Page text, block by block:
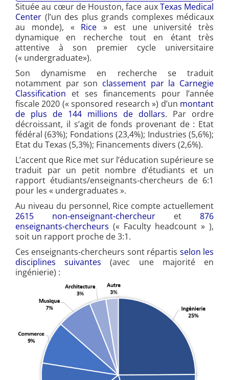
Située au cœur de Houston, face auxTexas Medical
Center (l’un des plus grands complexes médicaux
au monde), « Rice » est une université très
dynamique en recherche tout en étant très
attentive à son premier cycle universitaire
(« undergraduate»).
Son dynamisme en recherche se traduit
notamment par son classement par la Carnegie
Classification et ses financements pour l’année
fiscale 2020 (« sponsored research ») d’un montant
de plus de 144 millions de dollars. Par ordre
décroissant, il s’agit de fonds provenant de : Etat
fédéral (63%); Fondations (23,4%); Industries (5,6%);
Etat du Texas (5,3%); Financements divers (2,6%).
L’accent que Rice met sur l’éducation supérieure se
traduit par un petit nombre d’étudiants et un
rapport étudiants/enseignants-chercheurs de 6:1
pour les « undergraduates ».
Au niveau du personnel, Rice compte actuellement
2615 non-enseignant-chercheur et 876
enseignants-chercheurs (« Faculty headcount » ),
soit un rapport proche de 3:1.
Ces enseignants-chercheurs sont répartis selon les
disciplines suivantes(avec une majorité en
ingénierie) :